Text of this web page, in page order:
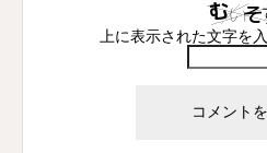
上に表示された文字を